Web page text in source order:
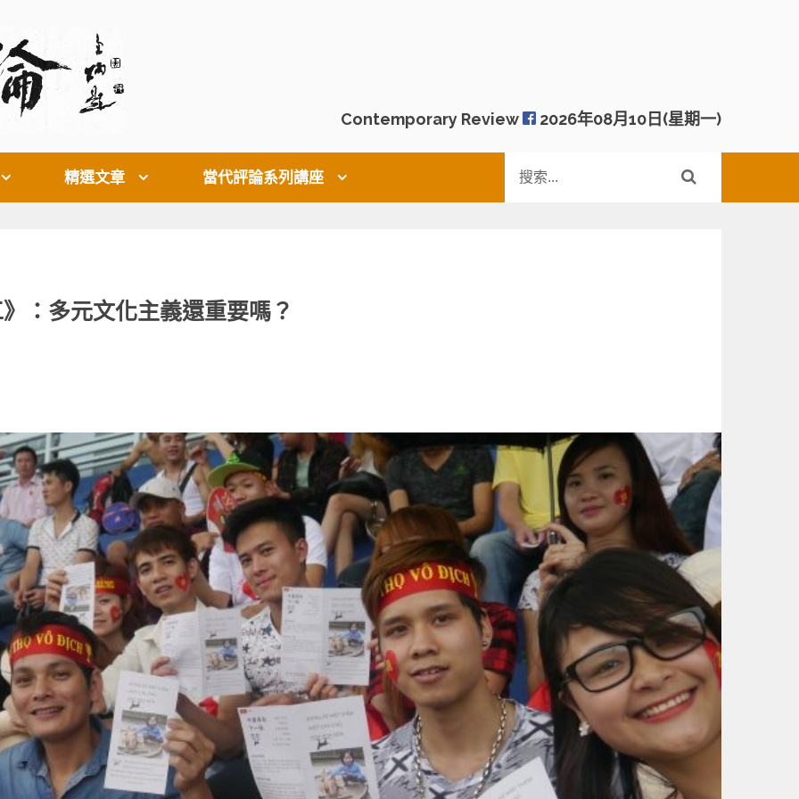
Contemporary Review 2026年08月10日(星期一)
精選文章 當代評論系列講座
：多元文化主義還重要嗎？